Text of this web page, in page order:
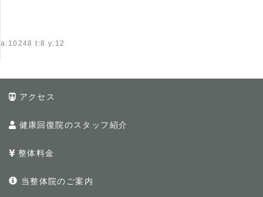
a:10248 t:8 y:12
アクセス
健康回復院のスタッフ紹介
整体料金
当整体院のご案内